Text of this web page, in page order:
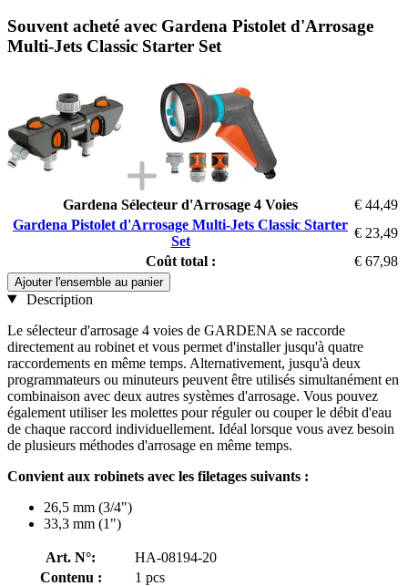
Souvent acheté avec Gardena Pistolet d'Arrosage
Multi-Jets Classic Starter Set
Gardena Sélecteur d'Arrosage 4 Voies
€ 44,49
Gardena Pistolet d'Arrosage Multi-Jets Classic Starter
Set
€ 23,49
Coût total :
€ 67,98
Ajouter l'ensemble au panier
Description
Le sélecteur d'arrosage 4 voies de GARDENA se raccorde
directement au robinet et vous permet d'installer jusqu'à quatre
raccordements en même temps. Alternativement, jusqu'à deux
programmateurs ou minuteurs peuvent être utilisés simultanément en
combinaison avec deux autres systèmes d'arrosage. Vous pouvez
également utiliser les molettes pour réguler ou couper le débit d'eau
de chaque raccord individuellement. Idéal lorsque vous avez besoin
de plusieurs méthodes d'arrosage en même temps.
Convient aux robinets avec les filetages suivants :
26,5 mm (3/4")
33,3 mm (1")
Art. N°:
HA-08194-20
Contenu :
1 pcs